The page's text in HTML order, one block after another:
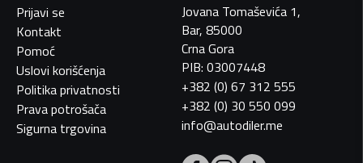
Prijavi se
Kontakt
Pomoć
Uslovi korišćenja
Politika privatnosti
Prava potrošača
Sigurna trgovina
Jovana Tomaševića 1,
Bar, 85000
Crna Gora
PIB: 03007448
+382 (0) 67 312 555
+382 (0) 30 550 099
info@autodiler.me